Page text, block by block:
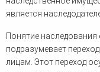
является
Понятие наследования
подразумевает
лицам. Этот переход